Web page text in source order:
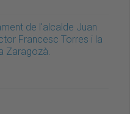
de l'alcalde Juan
Francesc Torres i la
Zaragozà.